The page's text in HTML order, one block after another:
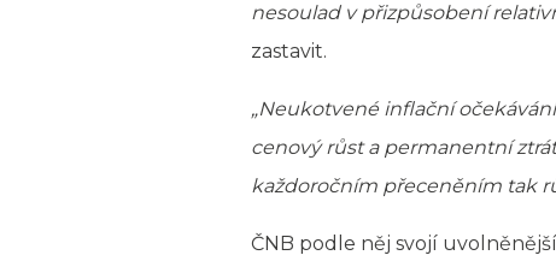
nesoulad v přizpůsobení
zastavit.
„Neukotvené inflační
cenový růst a permanentní
každoročním přeceněním tak
ČNB podle něj svojí